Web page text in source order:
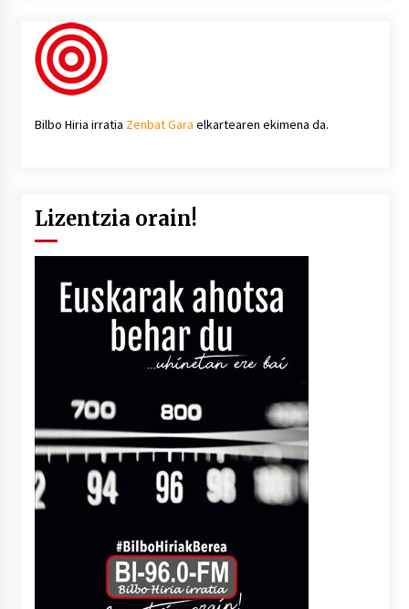
Bilbo Hiria irratia Zenbat Gara elkartearen ekimena da.
Lizentzia orain!